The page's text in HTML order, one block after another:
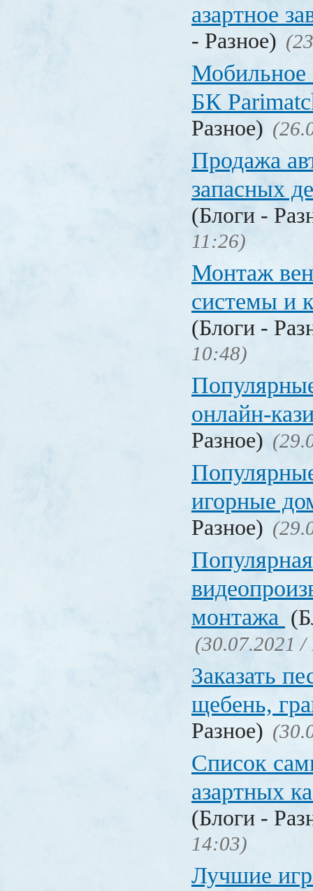
азартное
- Разное)
Мобильное
БК
Разное)
Продажа
запасных
(Блоги -
11:26)
Монтаж
системы и
(Блоги -
10:48)
онлайн-
Разное)
игорные
Разное)
монтажа
(30.07.2021 /
Заказать
щебень,
Разное)
Список
азартных
(Блоги -
14:03)
Лучшие